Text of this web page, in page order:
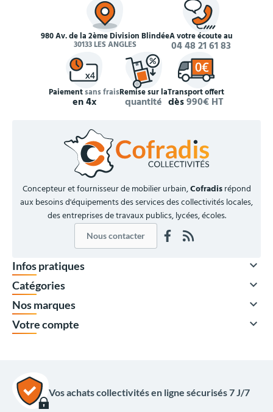
980 Av. de la 2ème Division Blindée
30133 LES ANGLES
À votre écoute au
04 48 21 61 83
Paiementsans frais
en 4x
Remise sur la
quantité
Transport offert
dès990€ HT
Concepteur et fournisseur de mobilier urbain,Cofradisrépond
aux besoins d'équipements des services des collectivités locales,
des entreprises de travaux publics, lycées, écoles.
Nous contacter
Infos pratiques 
Catégories 
Nos marques 
Votre compte 
Vos achats collectivités en ligne sécurisés 7 J/7